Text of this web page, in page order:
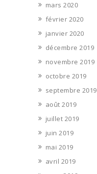
mars 2020
février 2020
janvier 2020
décembre 2019
novembre 2019
octobre 2019
septembre 2019
août 2019
juillet 2019
juin 2019
mai 2019
avril 2019